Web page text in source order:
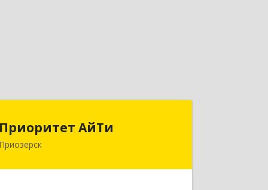
Приоритет АйТи
Приозерск
Приоритет АйТи